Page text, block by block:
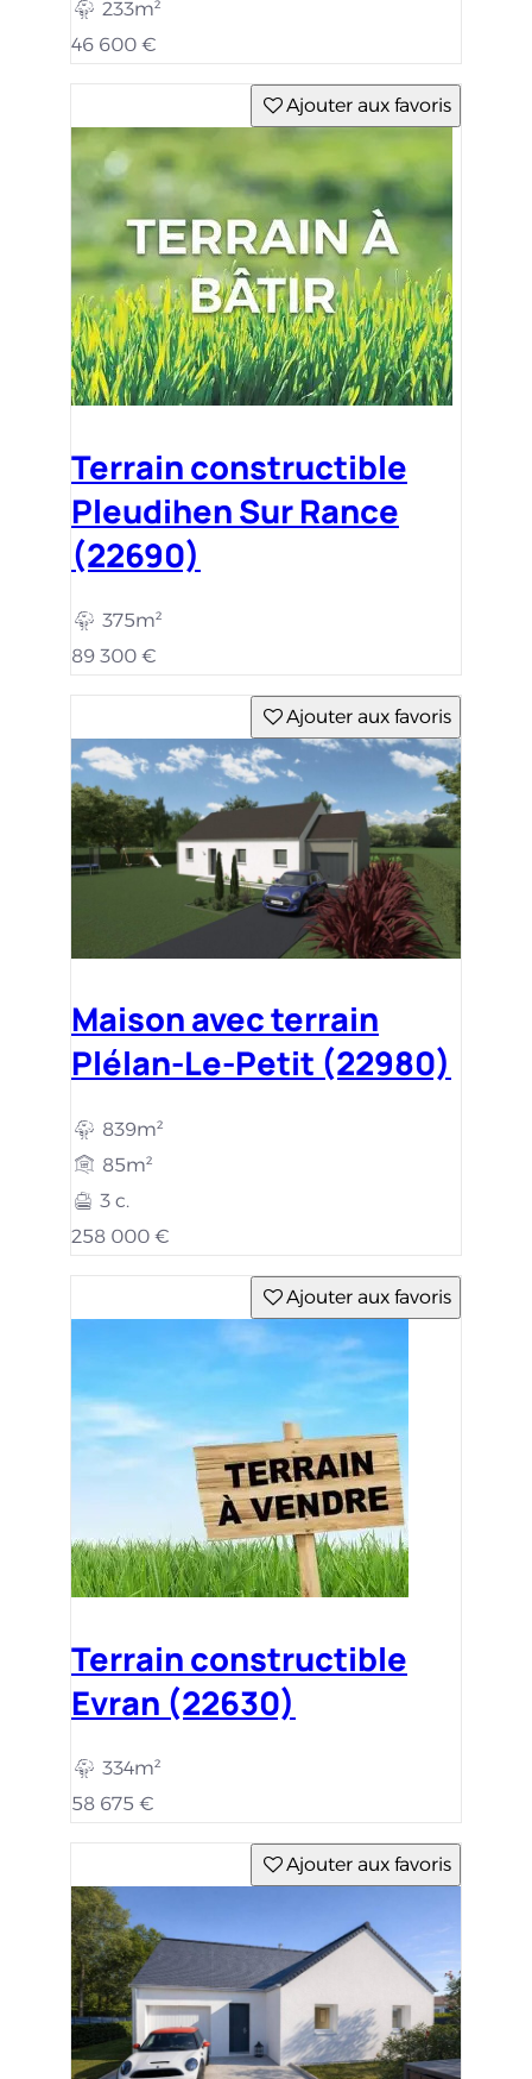
233m²
46 600 €
Ajouter aux favoris
Terrain constructible
Pleudihen Sur Rance
(22690)
375m²
89 300 €
Ajouter aux favoris
Maison avec terrain
Plélan-Le-Petit (22980)
839m²
85m²
3 c.
258 000 €
Ajouter aux favoris
Terrain constructible
Evran (22630)
334m²
58 675 €
Ajouter aux favoris